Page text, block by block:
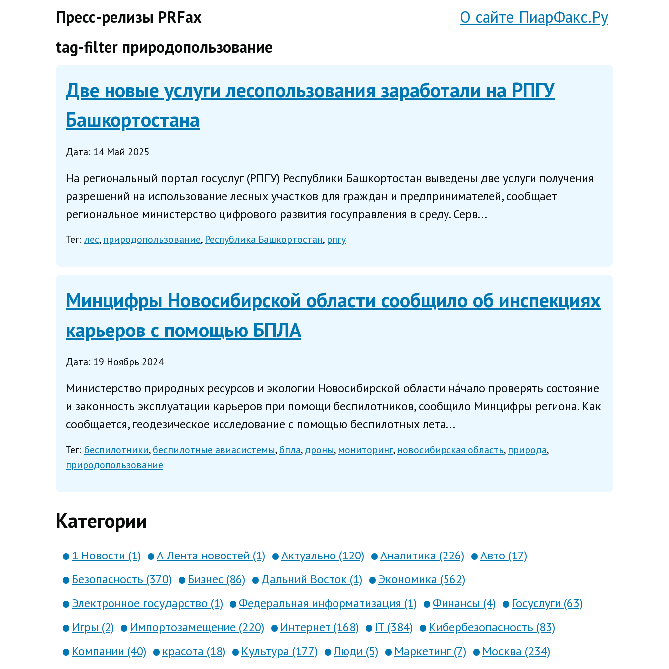
Пресс-релизы PRFax
О сайте ПиарФакс.Ру
tag-filter природопользование
Две новые услуги лесопользования заработали на РПГУ
Башкортостана
Дата: 14 Май 2025
На региональный портал госуслуг (РПГУ) Республики Башкортостан выведены две услуги получения
разрешений на использование лесных участков для граждан и предпринимателей, сообщает
региональное министерство цифрового развития госуправления в среду. Серв...
Тег: лес природопользование Республика Башкортостан рпгу
Минцифры Новосибирской области сообщило об инспекциях
карьеров с помощью БПЛА
Дата: 19 Ноябрь 2024
Министерство природных ресурсов и экологии Новосибирской области на́чало проверять состояние
и законность эксплуатации карьеров при помощи беспилотников, сообщило Минцифры региона. Как
сообщается, геодезическое исследование с помощью беспилотных лета...
Тег: беспилотники беспилотные авиасистемы бпла дроны мониторинг новосибирская область природа
природопользование
Категории
1 Новости (1) А Лента новостей (1) Актуально (120) Аналитика (226)
Авто (17)
Безопасность (370)
Бизнес (86) Дальний Восток (1)
Экономика (562)
Электронное государство (1)
Федеральная информатизация (1) Финансы (4)
Госуслуги (63)
Игры (2)
Импортозамещение (220) Интернет (168) IT (384)
Кибербезопасность (83)
Компании (40)
красота (18) Культура (177) Люди (5) Маркетинг (7)
Москва (234)